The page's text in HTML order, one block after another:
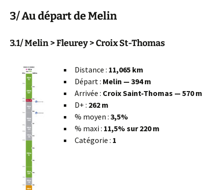
3/ Au départ de Melin
3.1/ Melin > Fleurey > Croix St-Thomas
Distance : 11,065 km
Départ : Melin — 394 m
Arrivée : Croix Saint-Thomas — 570 m
D+ : 262 m
% moyen : 3,5%
% maxi : 11,5% sur 220 m
Catégorie : 1